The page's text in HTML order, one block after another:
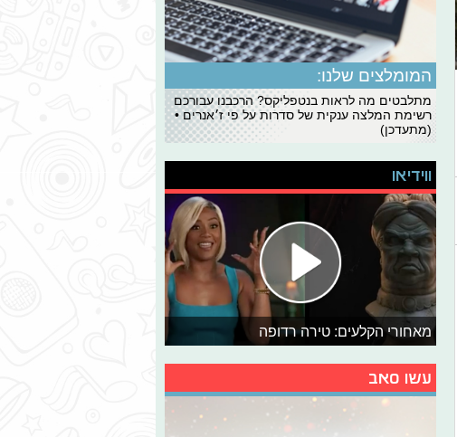
המומלצים שלנו:
מתלבטים מה לראות בנטפליקס? הרכבנו עבורכם
רשימת המלצה ענקית של סדרות על פי ז׳אנרים •
(מתעדכן)
ווידיאו
מאחורי הקלעים: טירה רדופה
עשו סאב